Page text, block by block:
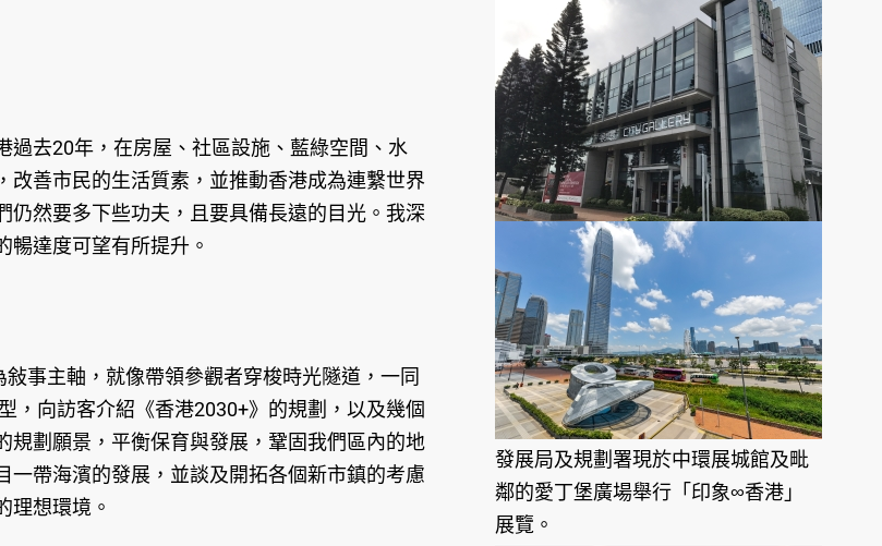
去20年，在房屋、社區設施、藍綠空間、水
善市民的生活質素，並推動香港成為連繫世界
然要多下些功夫，且要具備長遠的目光。我深
達度可望有所提升。
事主軸，就像帶領參觀者穿梭時光隧道，一同
，向訪客介紹《香港2030+》的規劃，以及幾個
劃願景，平衡保育與發展，鞏固我們區內的地
帶海濱的發展，並談及開拓各個新市鎮的考慮
理想環境。
發展局及規劃署現於中環展城館及毗
鄰的愛丁堡廣場舉行「印象∞香港」
展覽。